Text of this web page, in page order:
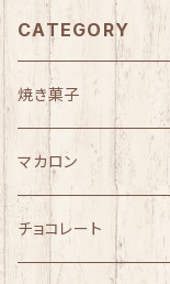
CATEGORY
焼き菓子
トレコッティ
ギフト
マカロン
チョコレート